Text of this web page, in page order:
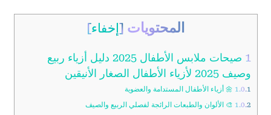
المحتويات [ إخفاء]
1
صيحات ملابس الأطفال 2025 دليل أزياء ربيع
وصيف 2025 لأزياء الأطفال الصغار الأنيقين
1.0.1 🌼 أزياء الأطفال المستدامة والعضوية
1.0.2 🎨 الألوان والطبعات الرائجة لفصلي الربيع والصيف